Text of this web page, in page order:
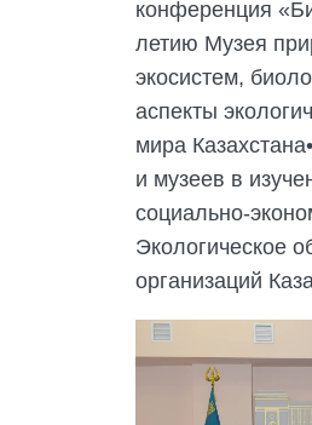
конференция
летию Музея
экосистем,
аспекты
мира
и музеев в
социально-
Экологическое
организаций